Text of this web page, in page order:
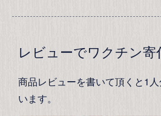
レビューでワクチン寄
商品レビューを書いて頂くと1
います。